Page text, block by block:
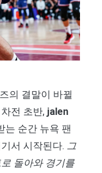
의 결말이 바뀔
전 초반, jalen
는 순간 뉴욕 팬
서 시작된다. 그
돌아와 경기를